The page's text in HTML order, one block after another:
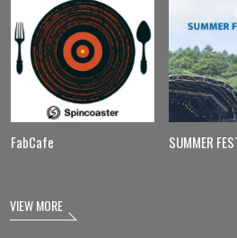
FabCafe SUMMER
VIEW MORE